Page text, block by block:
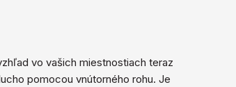
vo vašich miestnostiach teraz
pomocou vnútorného rohu. Je